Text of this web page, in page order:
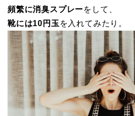
頻繁に消臭スプレーをして、
靴には10円玉 を入れてみたり。